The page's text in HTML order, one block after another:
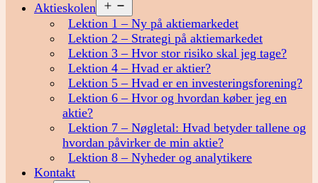
Aktieskolen
menu
Lektion 1 – Ny på aktiemarkedet
Lektion 2 – Strategi på aktiemarkedet
Lektion 3 – Hvor stor risiko skal jeg tage?
Lektion 4 – Hvad er aktier?
Lektion 5 – Hvad er en investeringsforening?
Lektion 6 – Hvor og hvordan køber jeg en
aktie?
Lektion 7 – Nøgletal: Hvad betyder tallene og
hvordan påvirker de min aktie?
Lektion 8 – Nyheder og analytikere
Kontakt